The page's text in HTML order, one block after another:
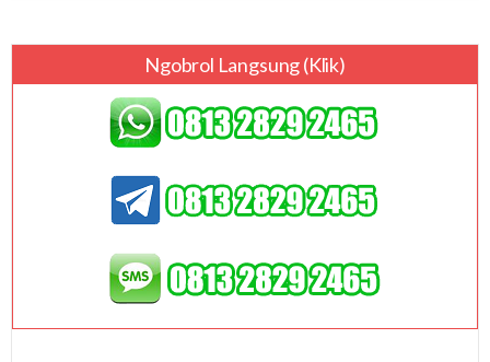
Ngobrol Langsung (klik)